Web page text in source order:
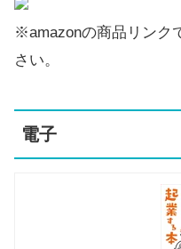
※amazonの商品リンク
さい。
電子